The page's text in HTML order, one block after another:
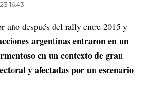
16.43
año después del rally entre 2015 y
argentinas entraron en un
en un contexto de gran
y afectadas por un escenario